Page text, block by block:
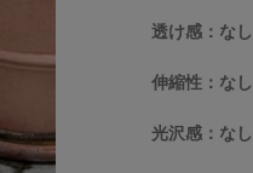
透け感：なし
伸縮性：なし
光沢感：なし